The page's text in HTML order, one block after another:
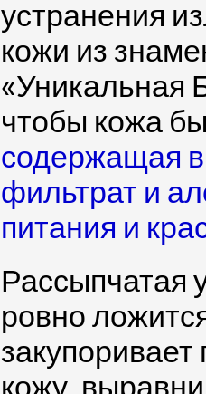
устранения
кожи из
«Уникальная
чтобы кожа
содержащая
фильтрат и
питания и
Рассыпчатая
ровно